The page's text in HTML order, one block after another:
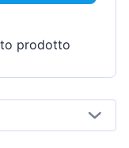
prodotto